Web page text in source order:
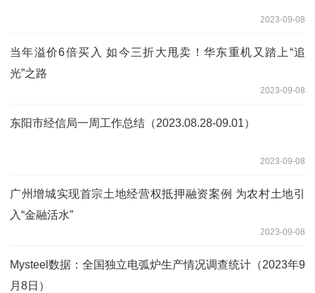
2023-09-08
当年溢价6倍买入 如今三折大甩卖！华东重机又踏上“追
光”之路
2023-09-08
东阳市经信局一周工作总结（2023.08.28-09.01）
2023-09-08
广州增城实现首宗土地经营权抵押融资案例 为农村土地引
入“金融活水”
2023-09-08
Mysteel数据：全国独立电弧炉生产情况调查统计（2023年9
月8日）